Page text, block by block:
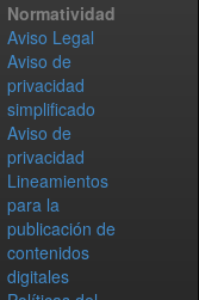
Normatividad
Aviso Legal
Aviso de
privacidad
simplificado
Aviso de
privacidad
Lineamientos
para la
publicación de
contenidos
digitales